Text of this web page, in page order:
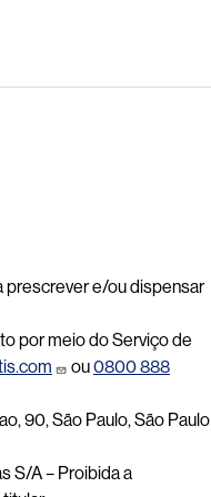
prescrever e/ou dispensar
por meio do Serviço de
ou0800 888
90, São Paulo, São Paulo
S/A – Proibida a